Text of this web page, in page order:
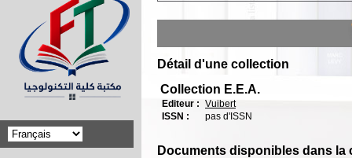
Détail d'une collection
Collection E.E.A.
Editeur : Vuibert
ISSN :
pas d'ISSN
Documents disponibles dans la